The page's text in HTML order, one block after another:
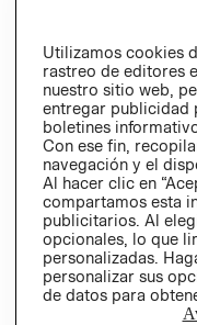
Colombia ($)
CAMBIAR REGIÓN
Utilizamos cookies
rastreo de editores
nuestro sitio web,
entregar publicidad
boletines
Con ese fin,
navegación y el
Al hacer clic en
compartamos esta
publicitarios. Al
opcionales, lo que
personalizadas.
personalizar sus
de datos para